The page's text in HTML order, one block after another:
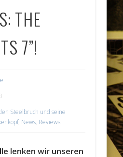
THE
7”!
Steelbruch und seine
, News, Reviews
lenken wir unseren